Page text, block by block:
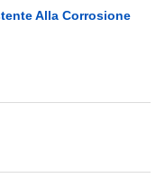
Alla Corrosione